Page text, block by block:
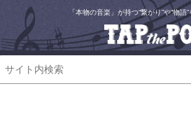
「本物の音楽」が持つ“繋がり”や“物語